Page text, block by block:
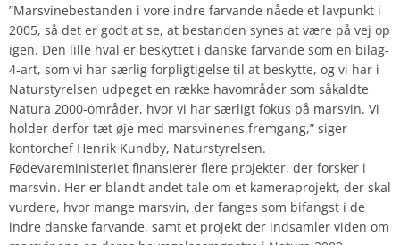
”Marsvinebestanden i vore indre farvande nåede et lavpunkt i
2005, så det er godt at se, at bestanden synes at være på vej op
igen. Den lille hval er beskyttet i danske farvande som en bilag-
4-art, som vi har særlig forpligtigelse til at beskytte, og vi har i
Naturstyrelsen udpeget en række havområder som såkaldte
Natura 2000-områder, hvor vi har særligt fokus på marsvin. Vi
holder derfor tæt øje med marsvinenes fremgang,” siger
kontorchef Henrik Kundby, Naturstyrelsen.
Fødevareministeriet finansierer flere projekter, der forsker i
marsvin. Her er blandt andet tale om et kameraprojekt, der skal
vurdere, hvor mange marsvin, der fanges som bifangst i de
indre danske farvande, samt et projekt der indsamler viden om